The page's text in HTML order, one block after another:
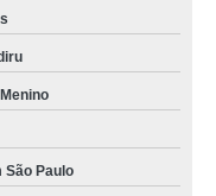
São Paulo